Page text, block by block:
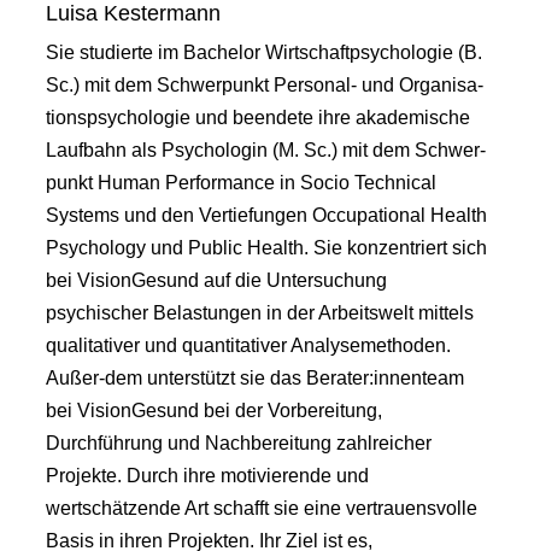
Luisa Kestermann
Sie studierte im Bachelor Wirtschaftpsychologie (B.
Sc.) mit dem Schwerpunkt Personal- und Organisa-
tionspsychologie und beendete ihre akademische
Laufbahn als Psychologin (M. Sc.) mit dem Schwer-
punkt Human Performance in Socio Technical
Systems und den Vertiefungen Occupational Health
Psychology und Public Health. Sie konzentriert sich
bei VisionGesund auf die Untersuchung
psychischer Belastungen in der Arbeitswelt mittels
qualitativer und quantitativer Analysemethoden.
Außer-dem unterstützt sie das Berater:innenteam
bei VisionGesund bei der Vorbereitung,
Durchführung und Nachbereitung zahlreicher
Projekte. Durch ihre motivierende und
wertschätzende Art schafft sie eine vertrauensvolle
Basis in ihren Projekten. Ihr Ziel ist es,